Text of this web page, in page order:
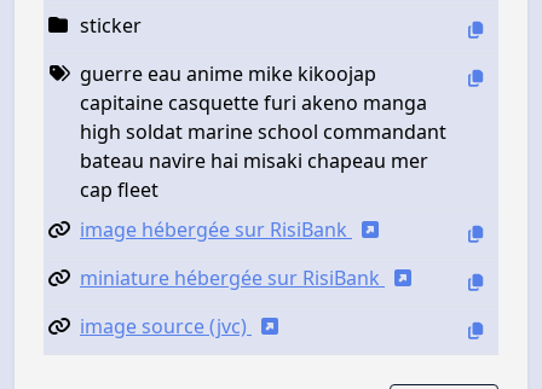
sticker
guerre eau anime mike kikoojap
capitaine casquette furi akeno manga
high soldat marine school commandant
bateau navire hai misaki chapeau mer
cap fleet
image hébergée sur RisiBank
miniature hébergée sur RisiBank
image source (jvc)